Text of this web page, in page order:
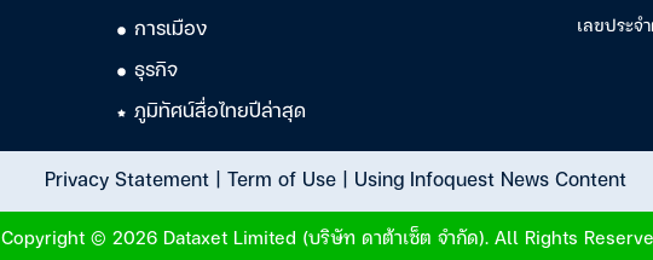
การเมือง
ธุรกิจ
ภูมิทัศน์สื่อไทยปีล่าสุด
เลขประ
Privacy Statement| Term of Use| Using Infoquest News Content
Copyright © 2026 Dataxet Limited (บริษัท ดาต้าเซ็ต จำกัด). All Rights